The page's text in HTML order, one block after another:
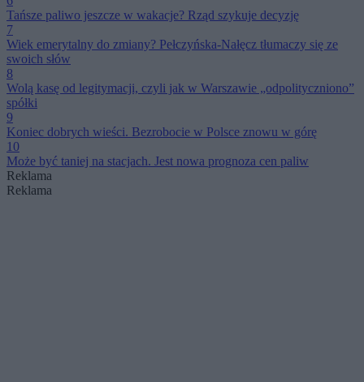
Tańsze paliwo jeszcze w wakacje? Rząd szykuje decyzję
7
Wiek emerytalny do zmiany? Pełczyńska-Nałęcz tłumaczy się ze
swoich słów
8
Wolą kasę od legitymacji, czyli jak w Warszawie „odpolityczniono”
spółki
9
Koniec dobrych wieści. Bezrobocie w Polsce znowu w górę
10
Może być taniej na stacjach. Jest nowa prognoza cen paliw
Reklama
Reklama